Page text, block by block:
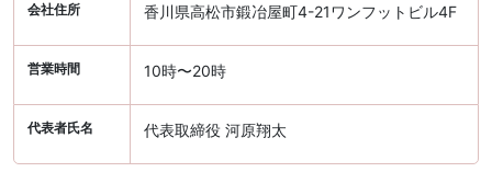
会社住所 香川県高松市鍛冶屋町4-21ワンフットビル4F
営業時間 10時〜20時
代表者氏名 代表取締役 河原翔太